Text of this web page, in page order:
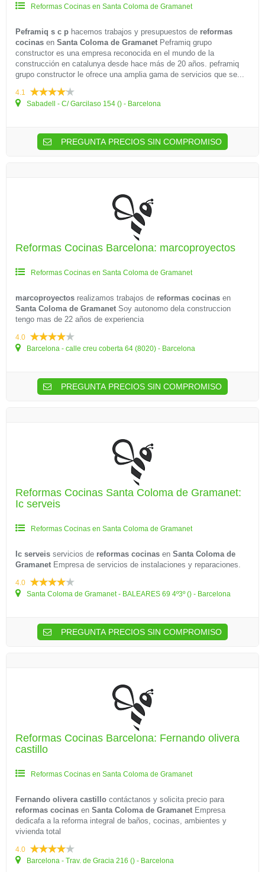
Reformas Cocinas en Santa Coloma de Gramanet
Peframiq s c p hacemos trabajos y presupuestos de reformas
cocinas en Santa Coloma de Gramanet Peframiq grupo
constructor es una empresa reconocida en el mundo de la
construcción en catalunya desde hace más de 20 años. peframiq
grupo constructor le ofrece una amplia gama de servicios que se...
4.1
Sabadell - C/ Garcilaso 154 () - Barcelona
PREGUNTA PRECIOS SIN COMPROMISO
Reformas Cocinas Barcelona: marcoproyectos
Reformas Cocinas en Santa Coloma de Gramanet
marcoproyectos realizamos trabajos de reformas cocinas en
Santa Coloma de Gramanet Soy autonomo dela construccion
tengo mas de 22 años de experiencia
4.0
Barcelona - calle creu coberta 64 (8020) - Barcelona
PREGUNTA PRECIOS SIN COMPROMISO
Reformas Cocinas Santa Coloma de Gramanet:
Ic serveis
Reformas Cocinas en Santa Coloma de Gramanet
Ic serveis servicios de reformas cocinas en Santa Coloma de
Gramanet Empresa de servicios de instalaciones y reparaciones.
4.0
Santa Coloma de Gramanet - BALEARES 69 4º3º () - Barcelona
PREGUNTA PRECIOS SIN COMPROMISO
Reformas Cocinas Barcelona: Fernando olivera
castillo
Reformas Cocinas en Santa Coloma de Gramanet
Fernando olivera castillo contáctanos y solicita precio para
reformas cocinas en Santa Coloma de Gramanet Empresa
dedicafa a la reforma integral de baños, cocinas, ambientes y
vivienda total
4.0
Barcelona - Trav. de Gracia 216 () - Barcelona